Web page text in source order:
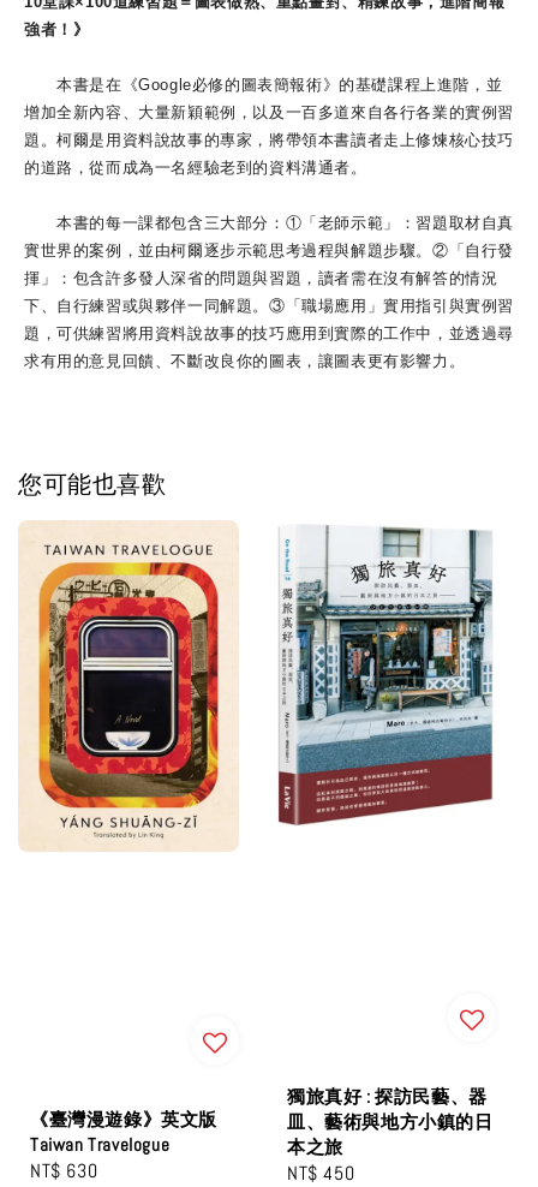
強者！》
本書是在《Google必修的圖表簡報術》的基礎課程上進階，並
增加全新內容、大量新穎範例，以及一百多道來自各行各業的實例習
題。柯爾是用資料說故事的專家，將帶領本書讀者走上修煉核心技巧
的道路，從而成為一名經驗老到的資料溝通者。
本書的每一課都包含三大部分：①「老師示範」：習題取材自真
實世界的案例，並由柯爾逐步示範思考過程與解題步驟。②「自行發
揮」：包含許多發人深省的問題與習題，讀者需在沒有解答的情況
下、自行練習或與夥伴一同解題。③「職場應用」實用指引與實例習
題，可供練習將用資料說故事的技巧應用到實際的工作中，並透過尋
求有用的意見回饋、不斷改良你的圖表，讓圖表更有影響力。
您可能也喜歡
《臺灣漫遊錄》英文版
Taiwan Travelogue
Regular
NT$ 630
獨旅真好 : 探訪民藝、器
皿、藝術與地方小鎮的日
本之旅
Regular
NT$ 450